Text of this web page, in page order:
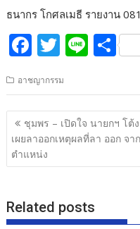
ธนากร โกศลเมธี รายงาน
F
e
b
o
o
T
itt
er
Li
e
S
ar
e
อาชญากรรม
แนะแนว
เรื่อง
ชุมพร – เปิดใจ นายกฯ โต้ง
เผยลาออกเหตุผลที่ลา ออก จาก
ตำแหน่ง
Related posts